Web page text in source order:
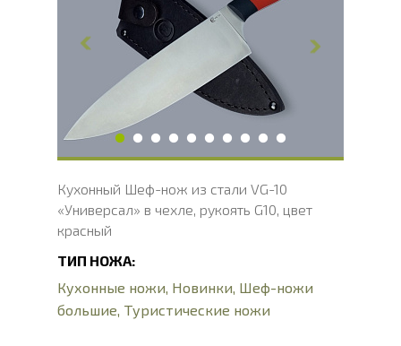
Длина клинка, мм
Ширина клинка, мм
Толщина обуха, мм
2.1
Длина рукояти, мм
Твердость клинка, HRC
60 - 61 HRC
Вес, г
Кухонный Шеф-нож из стали VG-10
«Универсал» в чехле, рукоять G10, цвет
красный
ТИП НОЖА:
Кухонные ножи, Новинки, Шеф-ножи
большие, Туристические ножи